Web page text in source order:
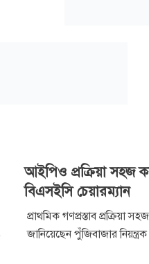
আইপিও প্রক্রিয়া সহজ
বিএসইসি চেয়ারম্যান
প্রাথমিক গণপ্রস্তাব প্রক্রিয়া
জানিয়েছেন পুঁজিবাজার
সিকিউরিটিজ অ্যান্ড এক্সচেঞ্জ